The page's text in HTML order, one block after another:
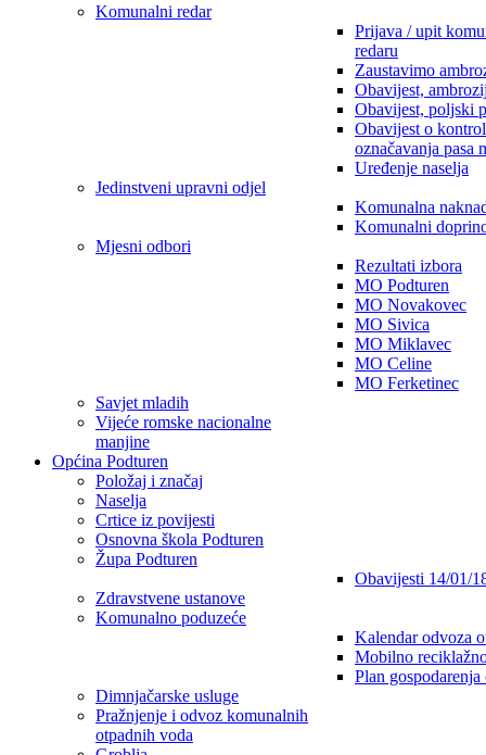
Komunalni redar
Prijava / upit
redaru
Zaustavimo
Obavijest,
Obavijest, poljski
Obavijest o
označavanja pasa
Uređenje naselja
Jedinstveni upravni odjel
Komunalna
Komunalni
Mjesni odbori
Rezultati izbora
MO Podturen
MO Novakovec
MO Sivica
MO Miklavec
MO Celine
MO Ferketinec
Savjet mladih
Vijeće romske nacionalne
manjine
Općina Podturen
Položaj i značaj
Naselja
Crtice iz povijesti
Osnovna škola Podturen
Župa Podturen
Obavijesti 14/01/
Zdravstvene ustanove
Komunalno poduzeće
Kalendar odvoza
Mobilno
Plan gospodarenja
Dimnjačarske usluge
Pražnjenje i odvoz komunalnih
otpadnih voda